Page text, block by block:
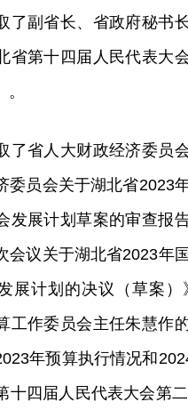
了副省长、省政府秘书
省第十四届人民代表大
了省人大财政经济委员
委员会关于湖北省2023
发展计划草案的审查报
会议关于湖北省2023年
展计划的决议（草案
工作委员会主任朱慧作
年预算执行情况和
十四届人民代表大会第